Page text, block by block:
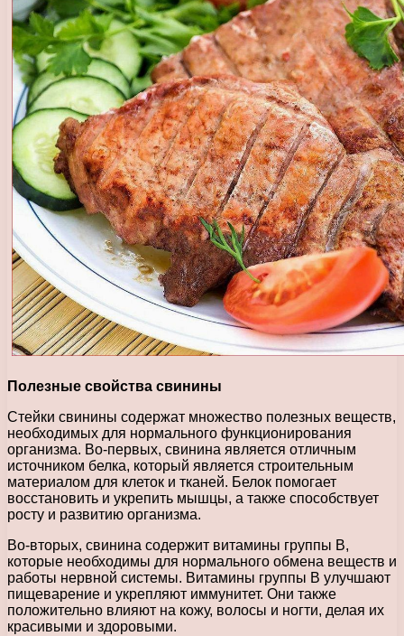
Полезные свойства свинины
Стейки свинины содержат множество полезных веществ,
необходимых для нормального функционирования
организма. Во-первых, свинина является отличным
источником белка, который является строительным
материалом для клеток и тканей. Белок помогает
восстановить и укрепить мышцы, а также способствует
росту и развитию организма.
Во-вторых, свинина содержит витамины группы В,
которые необходимы для нормального обмена веществ и
работы нервной системы. Витамины группы В улучшают
пищеварение и укрепляют иммунитет. Они также
положительно влияют на кожу, волосы и ногти, делая их
красивыми и здоровыми.